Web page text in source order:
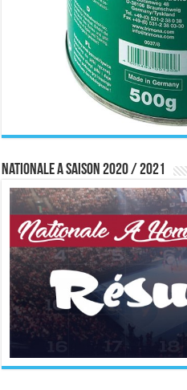
Nationale A saison 2020 / 2021